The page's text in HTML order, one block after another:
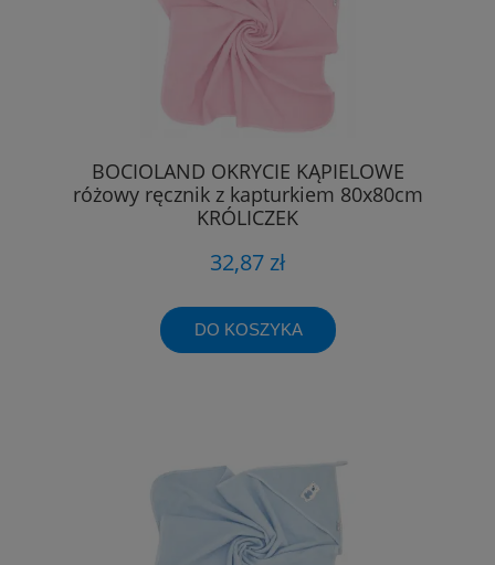
BOCIOLAND OKRYCIE KĄPIELOWE
różowy ręcznik z kapturkiem 80x80cm
KRÓLICZEK
32,87 zł
DO KOSZYKA